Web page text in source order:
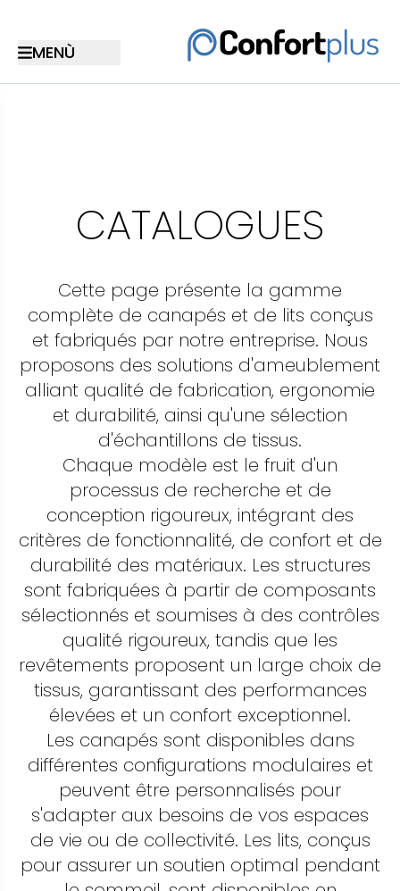
CATALOGUES
Cette page présente la gamme
complète de canapés et de lits conçus
et fabriqués par notre entreprise. Nous
proposons des solutions d'ameublement
alliant qualité de fabrication, ergonomie
et durabilité, ainsi qu'une sélection
d'échantillons de tissus.
Chaque modèle est le fruit d'un
processus de recherche et de
conception rigoureux, intégrant des
critères de fonctionnalité, de confort et de
durabilité des matériaux. Les structures
sont fabriquées à partir de composants
sélectionnés et soumises à des contrôles
qualité rigoureux, tandis que les
revêtements proposent un large choix de
tissus, garantissant des performances
élevées et un confort exceptionnel.
Les canapés sont disponibles dans
différentes configurations modulaires et
peuvent être personnalisés pour
s'adapter aux besoins de vos espaces
de vie ou de collectivité. Les lits, conçus
pour assurer un soutien optimal pendant